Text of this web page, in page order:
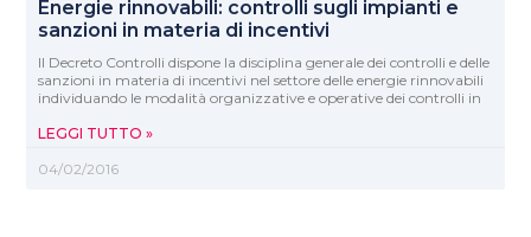
Energie rinnovabili: controlli sugli impianti e
sanzioni in materia di incentivi
Il Decreto Controlli dispone la disciplina generale dei controlli e delle
sanzioni in materia di incentivi nel settore delle energie rinnovabili
individuando le modalità organizzative e operative dei controlli in
LEGGI TUTTO »
04/02/2016